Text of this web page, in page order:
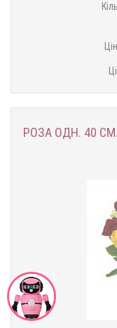
РОЗА ОДН. 40